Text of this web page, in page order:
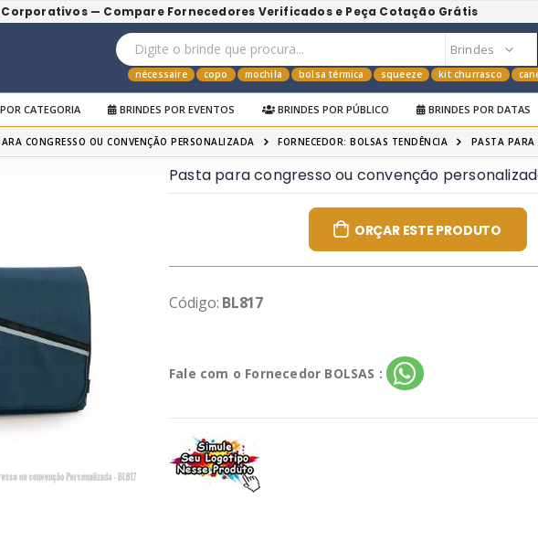
— Compare Fornecedores Verificados e Peça Cotação Grátis
nécessaire copo mochila bolsa térmica squeeze kit churrasco
CATEGORIA BRINDES POR EVENTOS BRINDES POR PÚBLICO BRINDES POR DATAS
CONGRESSO OU CONVENÇÃO PERSONALIZADA FORNECEDOR: BOLSAS TENDÊNCIA PASTA PARA
Pasta para congresso ou convenção
ORÇAR ESTE PRODUTO
Código: BL817
Fale com o Fornecedor BOLSAS :